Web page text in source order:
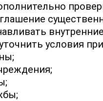
условия